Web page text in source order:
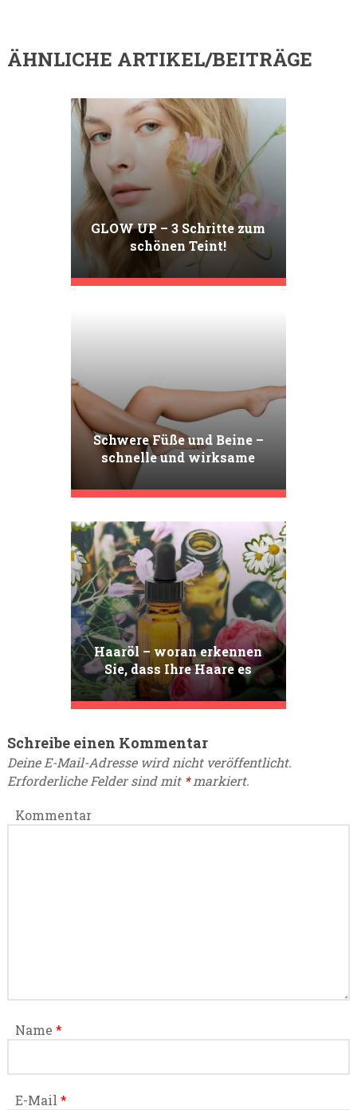
ÄHNLICHE ARTIKEL/BEITRÄGE
GLOW UP – 3 Schritte zum
schönen Teint!
Schwere Füße und Beine –
schnelle und wirksame
Methoden für Erholung und
Erleichterung
Haaröl – woran erkennen
Sie, dass Ihre Haare es
brauchen?
Schreibe einen Kommentar
Deine E-Mail-Adresse wird nicht veröffentlicht.
Erforderliche Felder sind mit *markiert.
Kommentar
Name *
E-Mail *